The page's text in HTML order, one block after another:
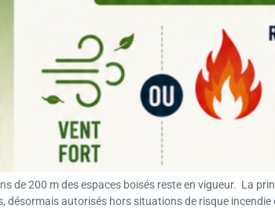
de 200 m des espaces boisés reste en vigueur. La
autorisés hors situations de risque